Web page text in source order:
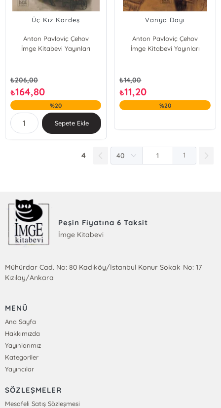
Üç Kız Kardeş
Anton Pavloviç Çehov
İmge Kitabevi Yayınları
₺206,00
₺164,80
%20
Sepete Ekle
Vanya Dayı
Anton Pavloviç Çehov
İmge Kitabevi Yayınları
₺14,00
₺11,20
%20
4 1
Peşin Fiyatına 6 Taksit
İmge Kitabevi
Mühürdar Cad. No: 80 Kadıköy/İstanbul Konur Sokak No: 17
Kızılay/Ankara
MENÜ
Ana Sayfa
Hakkımızda
Yayınlarımız
Kategoriler
Yayıncılar
SÖZLEŞMELER
Mesafeli Satış Sözleşmesi